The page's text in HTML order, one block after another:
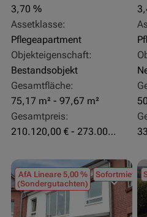
3,70 %
Assetklasse:
Pflegeapartment
Objekteigenschaft:
Bestandsobjekt
Gesamtfläche:
75,17 m² - 97,67 m²
Gesamtpreis:
210.120,00 € - 273.003,24 €
AfA Lineare 5,00 %
(Sondergutachten)
Sofortmiete